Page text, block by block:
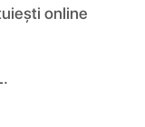
online